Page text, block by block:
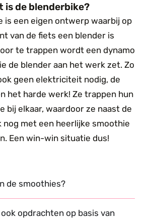
is de blenderbike?
is een eigen ontwerp waarbij op
van de fiets een blender is
te trappen wordt een dynamo
de blender aan het werk zet. Zo
geen elektriciteit nodig, de
het harde werk! Ze trappen hun
bij elkaar, waardoor ze naast de
nog met een heerlijke smoothie
Een win-win situatie dus!
de smoothies?
opdrachten op basis van